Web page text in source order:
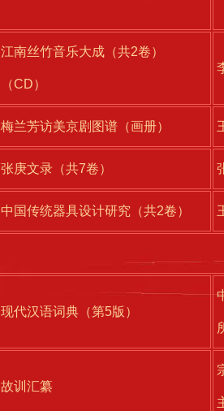
江南丝竹音乐大成（共2卷）
（CD）
梅兰芳访美京剧图谱（画册）
张庚文录（共7卷）
中国传统器具设计研究（共2卷）
现代汉语词典（第5版）
故训汇纂